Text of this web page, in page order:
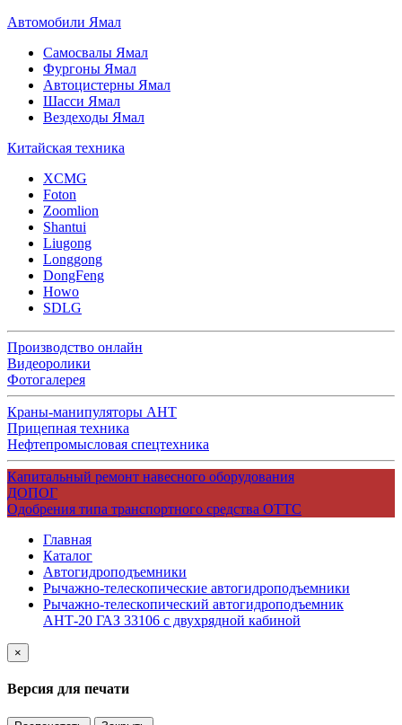
Автомобили Ямал
Самосвалы Ямал
Фургоны Ямал
Автоцистерны Ямал
Шасси Ямал
Вездеходы Ямал
Китайская техника
XCMG
Foton
Zoomlion
Shantui
Liugong
Longgong
DongFeng
Howo
SDLG
Производство онлайн
Видеоролики
Фотогалерея
Краны-манипуляторы АНТ
Прицепная техника
Нефтепромысловая спецтехника
Капитальный ремонт навесного оборудования
ДОПОГ
Одобрения типа транспортного средства ОТТС
Главная
Каталог
Автогидроподъемники
Рычажно-телескопические автогидроподъемники
Рычажно-телескопический автогидроподъемник
АНТ-20 ГАЗ 33106 с двухрядной кабиной
×
Версия для печати